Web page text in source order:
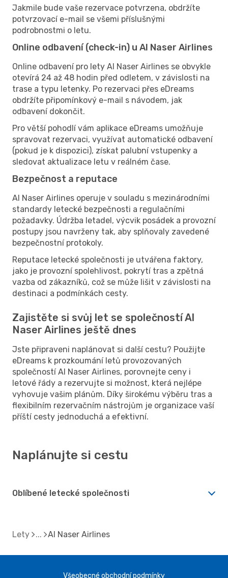
Jakmile bude vaše rezervace potvrzena, obdržíte
potvrzovací e-mail se všemi příslušnými
podrobnostmi o letu.
Online odbavení (check-in) u Al Naser Airlines
Online odbavení pro lety Al Naser Airlines se obvykle
otevírá 24 až 48 hodin před odletem, v závislosti na
trase a typu letenky. Po rezervaci přes eDreams
obdržíte připomínkový e-mail s návodem, jak
odbavení dokončit.
Pro větší pohodlí vám aplikace eDreams umožňuje
spravovat rezervaci, využívat automatické odbavení
(pokud je k dispozici), získat palubní vstupenky a
sledovat aktualizace letu v reálném čase.
Bezpečnost a reputace
Al Naser Airlines operuje v souladu s mezinárodními
standardy letecké bezpečnosti a regulačními
požadavky. Údržba letadel, výcvik posádek a provozní
postupy jsou navrženy tak, aby splňovaly zavedené
bezpečnostní protokoly.
Reputace letecké společnosti je utvářena faktory,
jako je provozní spolehlivost, pokrytí tras a zpětná
vazba od zákazníků, což se může lišit v závislosti na
destinaci a podmínkách cesty.
Zajistěte si svůj let se společností Al
Naser Airlines ještě dnes
Jste připraveni naplánovat si další cestu? Použijte
eDreams k prozkoumání letů provozovaných
společností Al Naser Airlines, porovnejte ceny i
letové řády a rezervujte si možnost, která nejlépe
vyhovuje vašim plánům. Díky širokému výběru tras a
flexibilním rezervačním nástrojům je organizace vaší
příští cesty jednoduchá a efektivní.
Naplánujte si cestu
Oblíbené letecké společnosti
Lety Al Naser Airlines
Všeobecné obchodní podmínky